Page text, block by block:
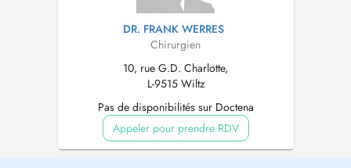
DR. FRANK WERRES
Chirurgien
10, rue G.D. Charlotte,
L-9515 Wiltz
Pas de disponibilités sur Doctena
Appeler pour prendre RDV